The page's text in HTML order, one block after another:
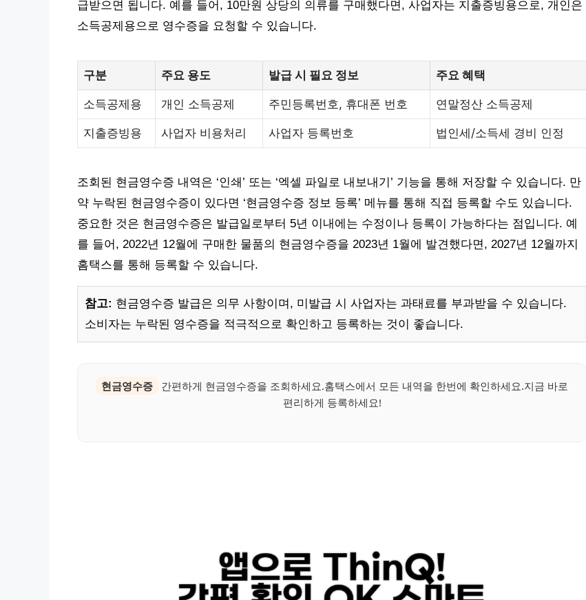
급받으면 됩니다. 예를 들어, 10만원 상당의 의류를 구매했다면, 사업자는 지출증빙용으로, 개인은
소득공제용으로 영수증을 요청할 수 있습니다.
구분 주요 용도 발급 시 필요 정보 주요 혜택
소득공제용 개인 소득공제 주민등록번호, 휴대폰 번호 연말정산 소득공제
지출증빙용 사업자 비용처리 사업자 등록번호 법인세/소득세 경비 인정
조회된 현금영수증 내역은 ‘인쇄’ 또는 ‘엑셀 파일로 내보내기’ 기능을 통해 저장할 수 있습니다. 만
약 누락된 현금영수증이 있다면 ‘현금영수증 정보 등록’ 메뉴를 통해 직접 등록할 수도 있습니다.
중요한 것은 현금영수증은 발급일로부터 5년 이내에는 수정이나 등록이 가능하다는 점입니다. 예
를 들어, 2022년 12월에 구매한 물품의 현금영수증을 2023년 1월에 발견했다면, 2027년 12월까지
홈택스를 통해 등록할 수 있습니다.
참고: 현금영수증 발급은 의무 사항이며, 미발급 시 사업자는 과태료를 부과받을 수 있습니다.
소비자는 누락된 영수증을 적극적으로 확인하고 등록하는 것이 좋습니다.
현금영수증
간편하게 현금영수증을 조회하세요.홈택스에서 모든 내역을 한번에 확인하세요.지금 바로
편리하게 등록하세요!